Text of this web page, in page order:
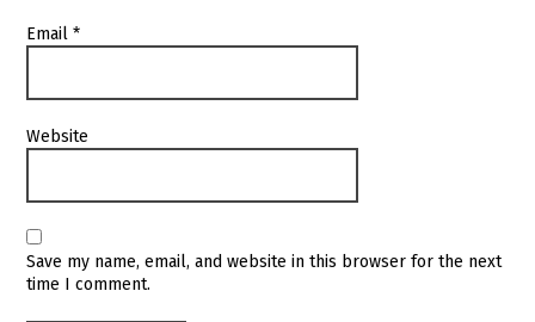
Email*
Website
Save my name, email, and website in this browser for the next
time I comment.